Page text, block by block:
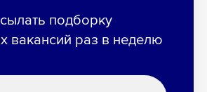
подборку
вакансий раз в неделю